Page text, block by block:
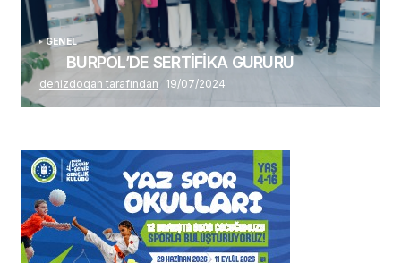
GENEL
BURPOL’DE SERTİFİKA GURURU
denizdogan tarafından 19/07/2024